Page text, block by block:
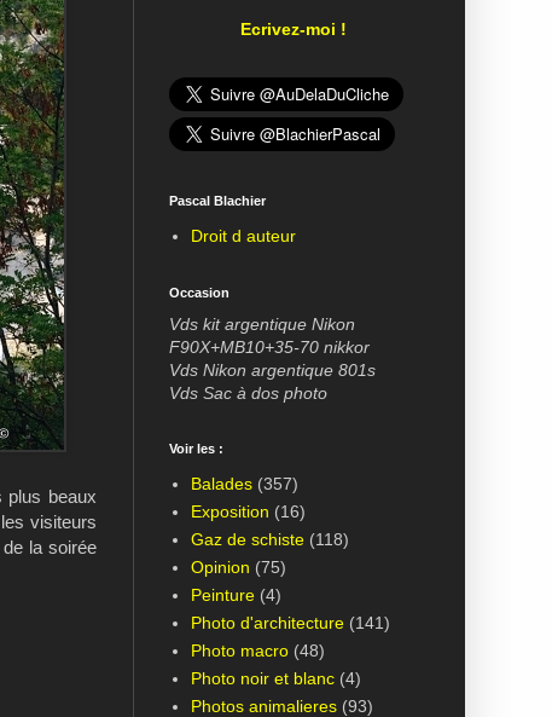
plus beaux
visiteurs
la soirée
Ecrivez-moi !
Pascal Blachier
Droit d auteur
Occasion
Vds kit argentique Nikon
F90X+MB10+35-70 nikkor
Vds Nikon argentique 801s
Vds Sac à dos photo
Voir les :
Balades (357)
Exposition (16)
Gaz de schiste (118)
Opinion (75)
Peinture (4)
Photo d'architecture (141)
Photo macro (48)
Photo noir et blanc (4)
Photos animalieres (93)